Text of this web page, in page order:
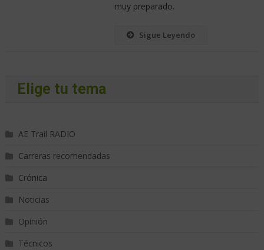
muy preparado.
Sigue Leyendo
Elige tu tema
AE Trail RADIO
Carreras recomendadas
Crónica
Noticias
Opinión
Técnicos